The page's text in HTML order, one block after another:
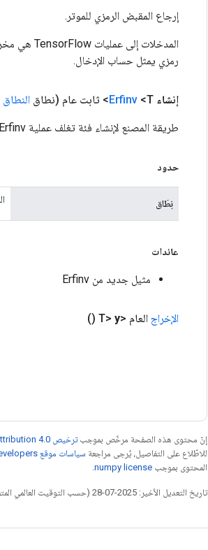
إرجاع المقبض الرمزي للموتر.
رمزي يمثل حساب الإدخال.
إنشاء Erfinv <T> ثابت عام (نطاق النطاق
طريقة المصنع لإنشاء فئة تغلف عملية Erfinv جديدة.
حدود
نِطَاق
عائدات
مثيل جديد من Erfinv
الإخراج العام <T>y
()
إنّ محتوى هذه الصفحة مرخّص بموجبترخيص Creative Commons Attribution 4.0‏
للاطّلاع على التفاصيل، يُرجى مراجعة سياسات موقع Google Developers الإلكتروني
المحتوى بموجب numpy license
تاريخ التعديل الأخير: 2025-07-28 (حسب التوقيت العالمي المتفَّق عليه)